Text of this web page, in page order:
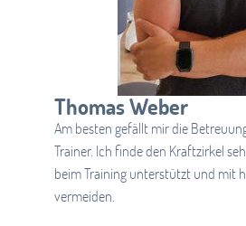
Thomas Weber
Am besten gefällt mir die
Trainer. Ich finde den Kraftzirkel
beim Training unterstützt und mit
vermeiden.